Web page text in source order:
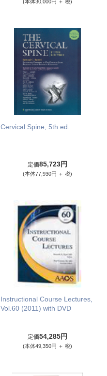
(本体30,000円 ＋ 税)
Cervical Spine, 5th ed.
定価85,723円
(本体77,930円 ＋ 税)
Instructional Course Lectures,
Vol.60 (2011) with DVD
定価54,285円
(本体49,350円 ＋ 税)